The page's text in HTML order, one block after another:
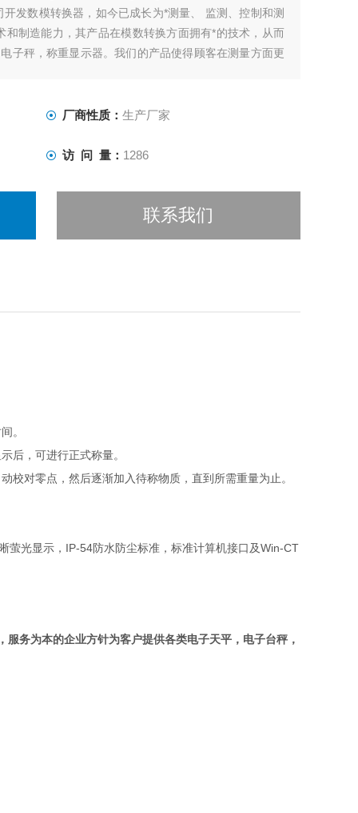
发数模转换器，如今已成长为*测量、 监测、控制和测
和制造能力，其产品在模数转换方面拥有*的技术，从而
子秤，称重显示器。我们的产品使得顾客在测量方面更
厂商性质： 生产厂家
访 问 量： 1286
联系我们
。
后，可进行正式称量。
校对零点，然后逐渐加入待称物质，直到所需重量为止。
萤光显示， IP-54防水防尘标准，标准计算机接口及Win-CT
务为本的企业方针为客户提供各类电子天平，电子台秤，